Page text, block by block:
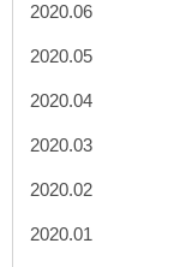
2020.06
2020.05
2020.04
2020.03
2020.02
2020.01